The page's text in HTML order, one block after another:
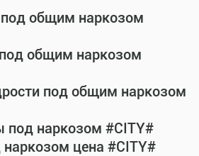
под общим наркозом
общим наркозом
под общим наркозом
под наркозом #CITY#
наркозом цена #CITY#